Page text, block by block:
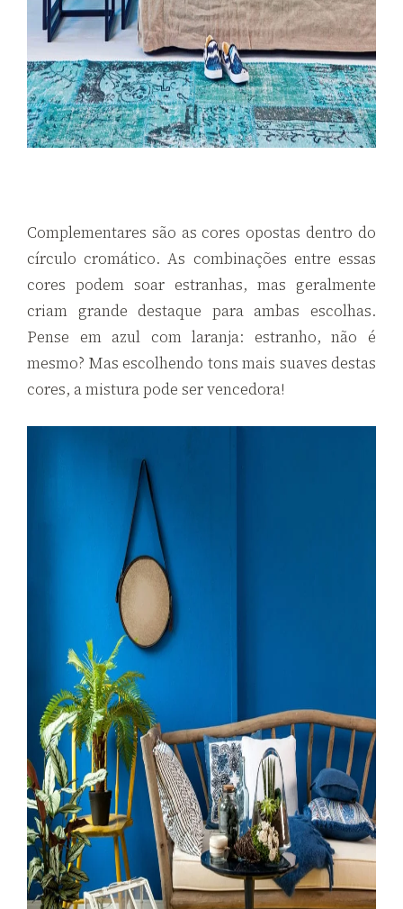
Complementares são as cores opostas dentro do
círculo cromático. As combinações entre essas
cores podem soar estranhas, mas geralmente
criam grande destaque para ambas escolhas.
Pense em azul com laranja: estranho, não é
mesmo? Mas escolhendo tons mais suaves destas
cores, a mistura pode ser vencedora!